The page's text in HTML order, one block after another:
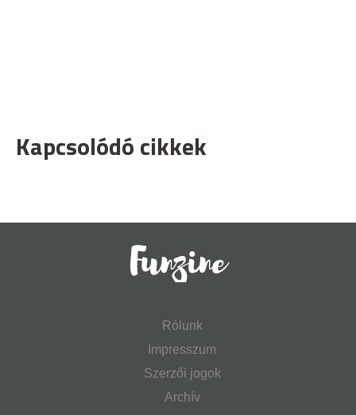
Kapcsolódó cikkek
Rólunk
Impresszum
Szerzői jogok
Archív